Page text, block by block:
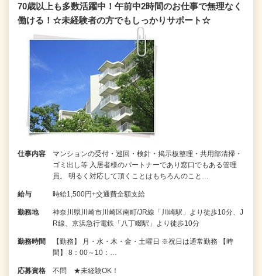
70歳以上も多数活躍中！午前中2時間のお仕事で無理なく
働ける！☆未経験者の方でもしっかりサポート☆
仕事内容
マンションの受付・巡回・検針・掲示板整理・共用部清掃・
ゴミ出し等 入居者様のパートナーであり窓口でもある管理
員。 明るく対応して頂くことはもちろんのこと…
給与 時給1,500円+交通費全額支給
勤務地
神奈川県川崎市川崎区南町/JR線「川崎駅」より徒歩10分、J
R線、京浜急行電鉄「八丁畷駅」より徒歩10分
勤務時間
【勤務】 月・水・木・金・土曜日 ※祝日は通常勤務 【時
間】 8：00～10：…
応募資格 不問 ★未経験OK！